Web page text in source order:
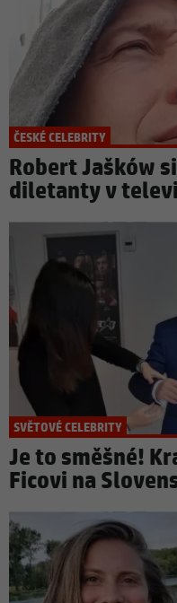
ČESKÉ CELEBRITY
Robert Jašków
diletanty v
SVĚTOVÉ CELEBRITY
Je to směšné!
Ficovi na